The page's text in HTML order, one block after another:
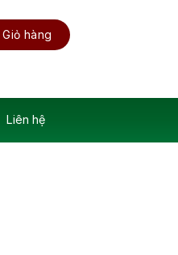
Giỏ hàng
Liên hệ